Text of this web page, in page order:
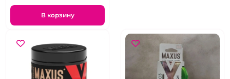
В корзину